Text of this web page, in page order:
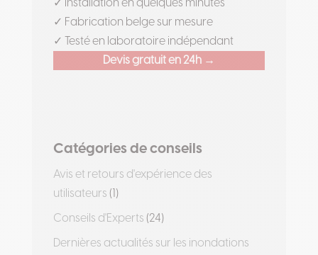
✓ Installation en quelques minutes
✓ Fabrication belge sur mesure
✓ Testé en laboratoire indépendant
Devis gratuit en 24h →
Catégories de conseils
Avis et retours d'expérience des
utilisateurs (1)
Conseils d'Experts (24)
Dernières actualités sur les inondations